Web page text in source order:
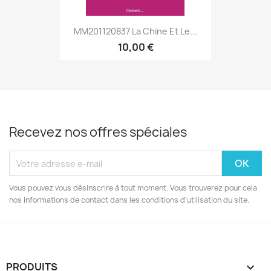
MM201120837 La Chine Et Le...
10,00 €
Recevez nos offres spéciales
Vous pouvez vous désinscrire à tout moment. Vous trouverez pour cela
nos informations de contact dans les conditions d'utilisation du site.
PRODUITS 